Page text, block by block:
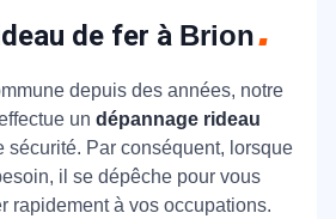
de fer à Brion
depuis des années, notre
un dépannage rideau
sécurité. Par conséquent, lorsque
il se dépêche pour vous
rapidement à vos occupations.